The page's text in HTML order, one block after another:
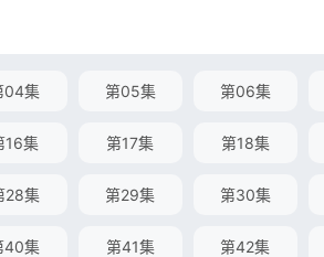
04集 第05集 第06集
16集 第17集 第18集
28集 第29集 第30集
40集 第41集 第42集